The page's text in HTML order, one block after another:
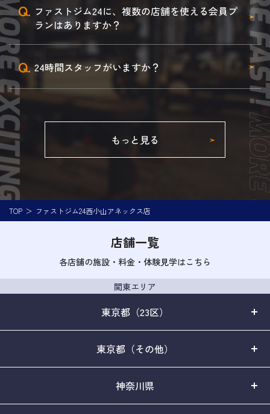
Q. ファストジム24に、複数の店舗を使える会員プ
ランはありますか？
Q. 24時間スタッフがいますか？
もっと見る
TOP ファストジム24西小山アネックス店
店舗一覧
各店舗の施設・料金・体験見学はこちら
関東エリア
東京都（23区）
東京都（その他）
神奈川県